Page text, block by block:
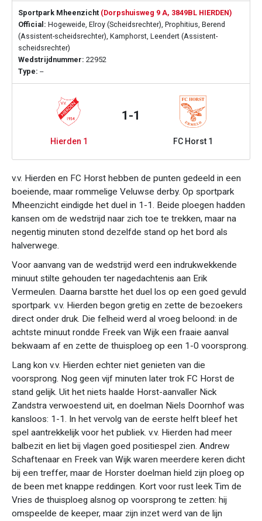
Sportpark Mheenzicht (Dorpshuisweg 9 A, 3849BL HIERDEN)
Official: Hogeweide, Elroy (Scheidsrechter), Prophitius, Berend
(Assistent-scheidsrechter), Kamphorst, Leendert (Assistent-
scheidsrechter)
Wedstrijdnummer: 22952
Type: --
Hierden 1
1-1
FC Horst 1
v.v. Hierden en FC Horst hebben de punten gedeeld in een
boeiende, maar rommelige Veluwse derby. Op sportpark
Mheenzicht eindigde het duel in 1-1. Beide ploegen hadden
kansen om de wedstrijd naar zich toe te trekken, maar na
negentig minuten stond dezelfde stand op het bord als
halverwege.
Voor aanvang van de wedstrijd werd een indrukwekkende
minuut stilte gehouden ter nagedachtenis aan Erik
Vermeulen. Daarna barstte het duel los op een goed gevuld
sportpark. v.v. Hierden begon gretig en zette de bezoekers
direct onder druk. Die felheid werd al vroeg beloond: in de
achtste minuut rondde Freek van Wijk een fraaie aanval
bekwaam af en zette de thuisploeg op een 1-0 voorsprong.
Lang kon v.v. Hierden echter niet genieten van die
voorsprong. Nog geen vijf minuten later trok FC Horst de
stand gelijk. Uit het niets haalde Horst-aanvaller Nick
Zandstra verwoestend uit, en doelman Niels Doornhof was
kansloos: 1-1. In het vervolg van de eerste helft bleef het
spel aantrekkelijk voor het publiek. v.v. Hierden had meer
balbezit en liet bij vlagen goed positiespel zien. Andrew
Schaftenaar en Freek van Wijk waren meerdere keren dicht
bij een treffer, maar de Horster doelman hield zijn ploeg op
de been met knappe reddingen. Kort voor rust leek Tim de
Vries de thuisploeg alsnog op voorsprong te zetten: hij
omspeelde de keeper, maar zijn inzet werd van de lijn